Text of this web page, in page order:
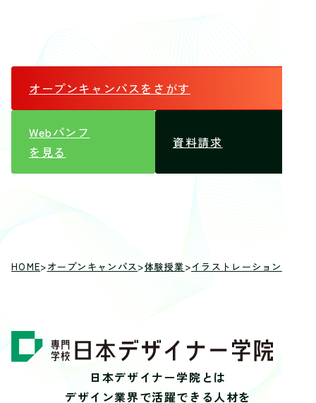
オープンキャンパスをさがす
Webパンフ
を見る
資料請求
HOME>オープンキャンパス>体験授業>イラストレーション
日本デザイナー学院とは
デザイン業界で活躍できる人材を